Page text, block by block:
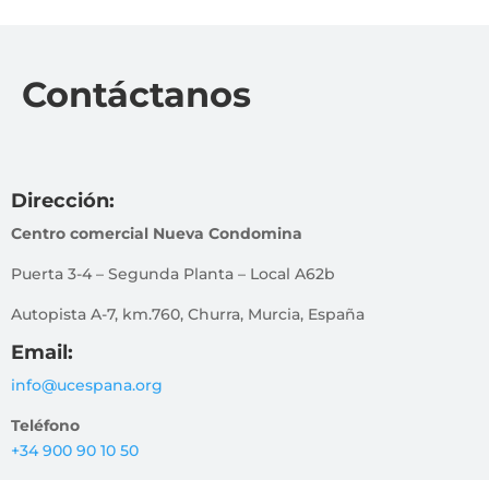
Contáctanos
Dirección:
Centro comercial Nueva Condomina
Puerta 3-4 – Segunda Planta – Local A62b
Autopista A-7, km.760, Churra, Murcia, España
Email:
info@ucespana.org
Teléfono
+34 900 90 10 50